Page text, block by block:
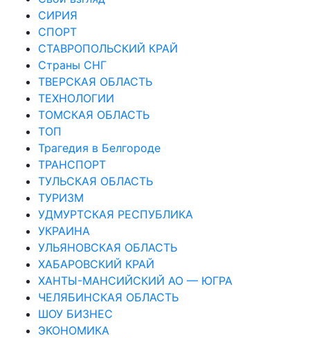
СИРИЯ
СПОРТ
СТАВРОПОЛЬСКИЙ КРАЙ
Страны СНГ
ТВЕРСКАЯ ОБЛАСТЬ
ТЕХНОЛОГИИ
ТОМСКАЯ ОБЛАСТЬ
ТОП
Трагедия в Белгороде
ТРАНСПОРТ
ТУЛЬСКАЯ ОБЛАСТЬ
ТУРИЗМ
УДМУРТСКАЯ РЕСПУБЛИКА
УКРАИНА
УЛЬЯНОВСКАЯ ОБЛАСТЬ
ХАБАРОВСКИЙ КРАЙ
ХАНТЫ-МАНСИЙСКИЙ АО — ЮГРА
ЧЕЛЯБИНСКАЯ ОБЛАСТЬ
ШОУ БИЗНЕС
ЭКОНОМИКА